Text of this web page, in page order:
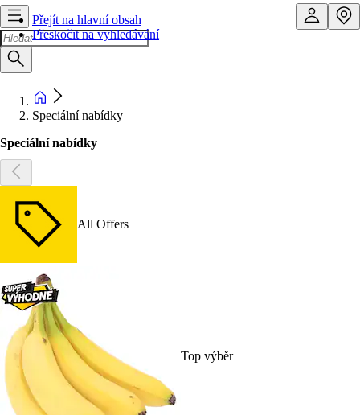
Přejít na hlavní obsah
Přeskočit na vyhledávání
Speciální nabídky
Speciální nabídky
All Offers
Top výběr